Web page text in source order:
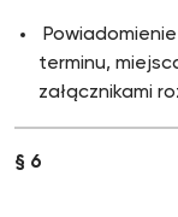
terminu,
załącznikami
§ 6